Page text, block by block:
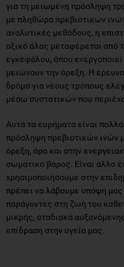
για τη μειωμένη πρόσληψη
με πληθώρα πρεβιοτικών
αναλυτικές μεθόδους, η
οξικό άλας μεταφέρεται από
εγκεφάλου, όπου
μειώνουν την όρεξη. Η
δρόμο για νέους τρόπους
μέσω συστατικών που
Αυτά τα ευρήματα είναι
πρόσληψη πρεβιοτικών ινών
όρεξη, άρα και στην
σωματικό βάρος. Είναι άλλο
χρησιμοποιήσουμε στην
πρέπει να λάβουμε υπόψη
παράγοντες στη ζωή του
μικρής, σταδιακά
επίδραση στην υγεία μας.